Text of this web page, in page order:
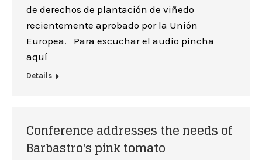
de derechos de plantación de viñedo
recientemente aprobado por la Unión
Europea. Para escuchar el audio pincha
aquí
Details
Conference addresses the needs of
Barbastro's pink tomato